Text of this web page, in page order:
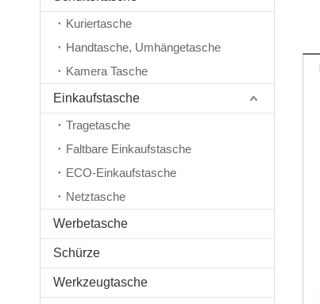
Kuriertasche
Handtasche, Umhängetasche
Kamera Tasche
Einkaufstasche
Tragetasche
Faltbare Einkaufstasche
ECO-Einkaufstasche
Netztasche
Werbetasche
Schürze
Werkzeugtasche